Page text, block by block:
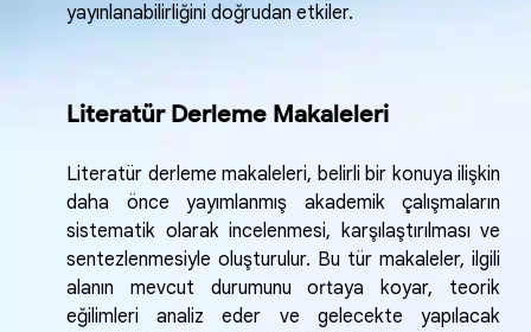
yayınlanabilirliğini doğrudan etkiler.
Literatür Derleme Makaleleri
Literatür derleme makaleleri, belirli bir konuya ilişkin
daha önce yayımlanmış akademik çalışmaların
sistematik olarak incelenmesi, karşılaştırılması ve
sentezlenmesiyle oluşturulur. Bu tür makaleler, ilgili
alanın mevcut durumunu ortaya koyar, teorik
eğilimleri analiz eder ve gelecekte yapılacak